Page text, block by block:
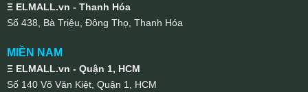
Ξ ELMALL.vn - Thanh Hóa
Số 438, Bà Triệu, Đông Thọ, Thanh Hóa
MIỀN NAM
Ξ ELMALL.vn - Quận 1, HCM
Số 140 Võ Văn Kiệt, Quận 1, HCM